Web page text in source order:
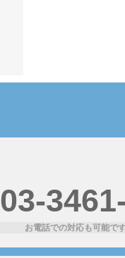
03-
お電話での対応も可能です